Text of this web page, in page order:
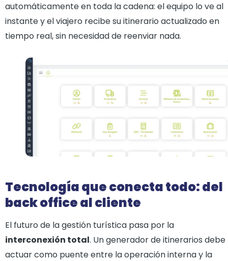
automáticamente en toda la cadena: el equipo lo ve al
instante y el viajero recibe su itinerario actualizado en
tiempo real, sin necesidad de reenviar nada.
Tecnología que conecta todo: del
back office al cliente
El futuro de la gestión turística pasa por la
interconexión total. Un generador de itinerarios debe
actuar como puente entre la operación interna y la